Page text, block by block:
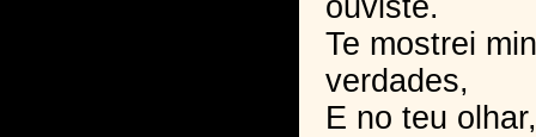
ouviste.
Te mostrei
verdades,
E no teu